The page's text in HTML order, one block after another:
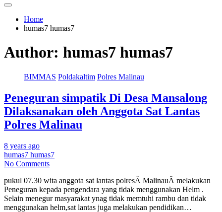
Home
humas7 humas7
Author: humas7 humas7
BIMMAS Poldakaltim Polres Malinau
Peneguran simpatik Di Desa Mansalong
Dilaksanakan oleh Anggota Sat Lantas
Polres Malinau
8 years ago
humas7 humas7
No Comments
pukul 07.30 wita anggota sat lantas polresÂ MalinauÂ melakukan
Peneguran kepada pengendara yang tidak menggunakan Helm .
Selain menegur masyarakat ynag tidak memtuhi rambu dan tidak
menggunakan helm,sat lantas juga melakukan pendidikan…